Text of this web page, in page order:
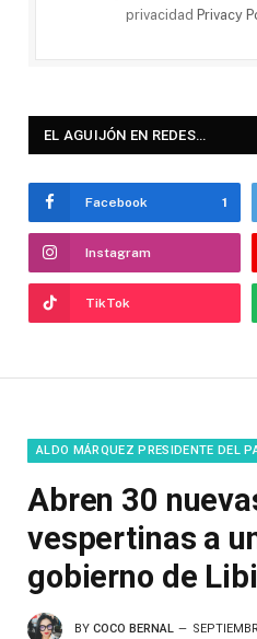
privacidad Privacy
EL AGUIJÓN EN REDES…
Facebook 1
Instagram
TikTok
ALDO MÁRQUEZ PRESIDENTE DEL
Abren 30
vespertinas a
gobierno de
BY COCO BERNAL